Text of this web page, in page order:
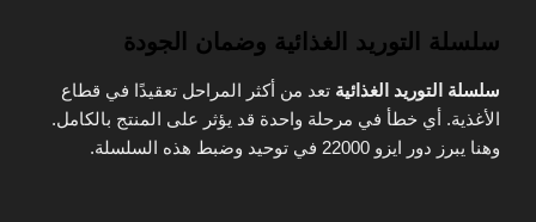
سلسلة التوريد الغذائية وضمان الجودة
سلسلة التوريد الغذائية تعد من أكثر المراحل تعقيدًا في قطاع
الأغذية. أي خطأ في مرحلة واحدة قد يؤثر على المنتج بالكامل.
وهنا يبرز دور ايزو 22000 في توحيد وضبط هذه السلسلة.